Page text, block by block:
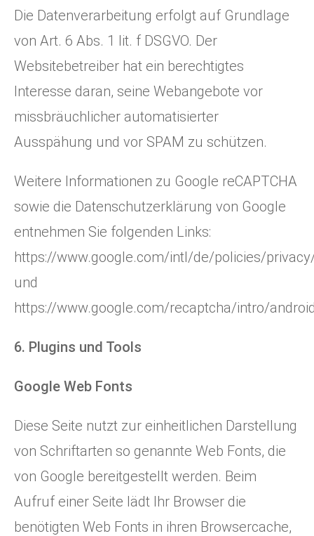
Die Datenverarbeitung erfolgt auf Grundlage
von Art. 6 Abs. 1 lit. f DSGVO. Der
Websitebetreiber hat ein berechtigtes
Interesse daran, seine Webangebote vor
missbräuchlicher automatisierter
Ausspähung und vor SPAM zu schützen.
Weitere Informationen zu Google reCAPTCHA
sowie die Datenschutzerklärung von Google
entnehmen Sie folgenden Links:
https://www.google.com/intl/de/policies/
und
https://www.google.com/recaptcha/intro/
6. Plugins und Tools
Google Web Fonts
Diese Seite nutzt zur einheitlichen Darstellung
von Schriftarten so genannte Web Fonts, die
von Google bereitgestellt werden. Beim
Aufruf einer Seite lädt Ihr Browser die
benötigten Web Fonts in ihren Browsercache,